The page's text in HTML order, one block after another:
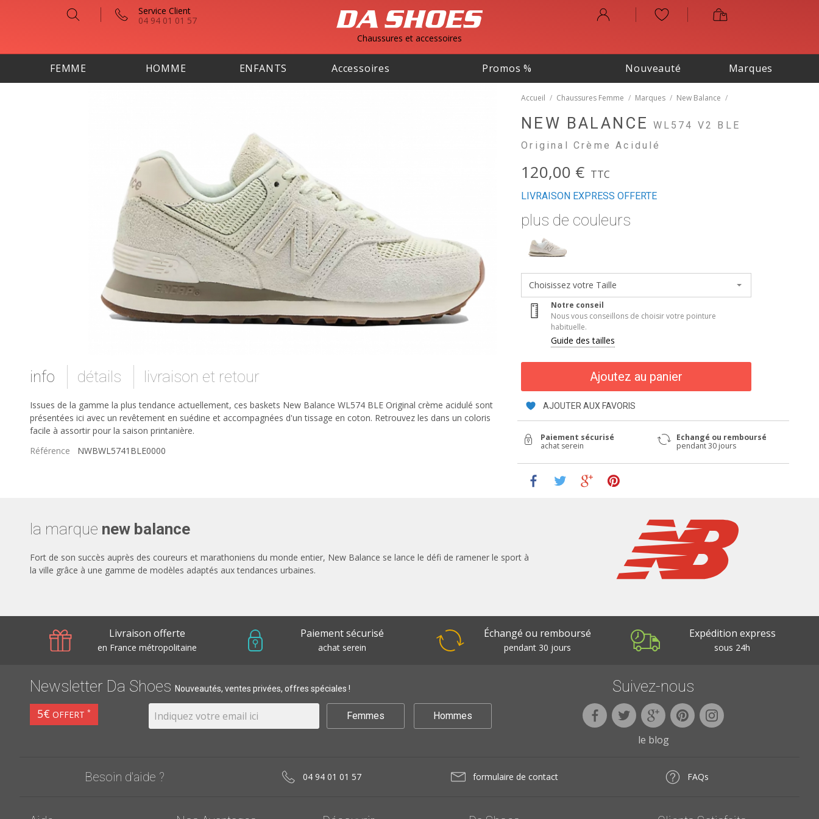
Service Client
04 94 01 01 57
Chaussures et accessoires
FEMME HOMME ENFANTS Accessoires Promos % Nouveauté Marques
Accueil / Chaussures Femme / Marques / New Balance /
NEW BALANCE
WL574 V2 BLE
Original Crème Acidulé
120,00 € TTC
LIVRAISON EXPRESS OFFERTE
plus de couleurs
Choisissez votre Taille
Notre conseil
Nous vous conseillons de choisir votre pointure
habituelle.
Guide des tailles
Ajoutez au panier
AJOUTER AUX FAVORIS
Paiement sécurisé
achat serein
Echangé ou remboursé
pendant 30 jours
info détails livraison et retour
Issues de la gamme la plus tendance actuellement, ces baskets New Balance WL574 BLE Original crème acidulé sont
présentées ici avec un revêtement en suédine et accompagnées d'un tissage en coton. Retrouvez les dans un coloris
facile à assortir pour la saison printanière.
Référence
NWBWL5741BLE0000
la marque new balance
Fort de son succès auprès des coureurs et marathoniens du monde entier, New Balance se lance le défi de ramener le sport à
la ville grâce à une gamme de modèles adaptés aux tendances urbaines.
Livraison offerte
en France métropolitaine
Paiement sécurisé
achat serein
Échangé ou remboursé
pendant 30 jours
Expédition express
sous 24h
Newsletter Da ShoesNouveautés, ventes privées, offres spéciales !
5€ OFFERT* Femmes Hommes
Suivez-nous
le blog
Besoin d'aide ? 04 94 01 01 57 formulaire de contact FAQs